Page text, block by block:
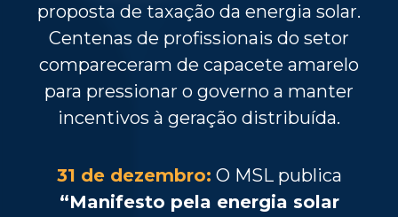
proposta de taxação da energia solar.
Centenas de profissionais do setor
compareceram de capacete amarelo
para pressionar o governo a manter
incentivos à geração distribuída.
31 de dezembro: O MSL publica
“Manifesto pela energia solar